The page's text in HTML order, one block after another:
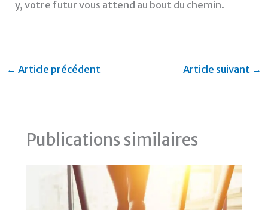
y, votre futur vous attend au bout du chemin.
← Article précédent Article suivant →
Publications similaires